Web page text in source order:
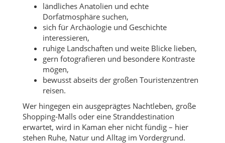
ländliches Anatolien und echte
Dorfatmosphäre suchen,
sich für Archäologie und Geschichte
interessieren,
ruhige Landschaften und weite Blicke lieben,
gern fotografieren und besondere Kontraste
mögen,
bewusst abseits der großen Touristenzentren
reisen.
Wer hingegen ein ausgeprägtes Nachtleben, große
Shopping-Malls oder eine Stranddestination
erwartet, wird in Kaman eher nicht fündig – hier
stehen Ruhe, Natur und Alltag im Vordergrund.